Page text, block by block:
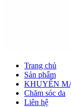
Trang chủ
Sản phẩm
KHUYẾN
Chăm sóc da
Liên hệ